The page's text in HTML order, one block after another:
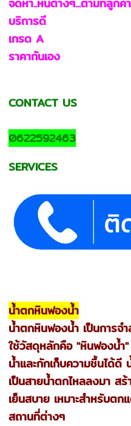
บริการดี
เกรด A
ราคากันเอง
CONTACT US
0622592463
SERVICES
น้ำตกหินฟองน้ำ
น้ำตกหินฟองน้ำ เป็นการจ
ใช้วัสดุหลักคือ "หินฟองน้
น้ำและกักเก็บความชื้นได้ดี
เป็นสายน้ำตกไหลลงมา ส
เย็นสบาย เหมาะสำหรับต
สถานที่ต่างๆ